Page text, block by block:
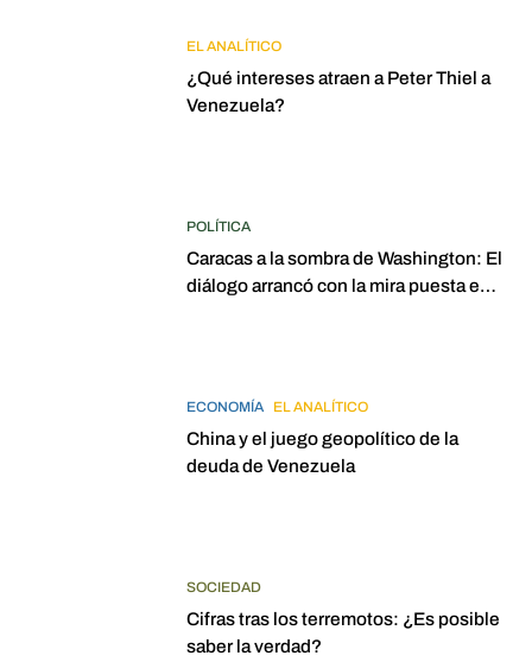
EL ANALÍTICO
¿Qué intereses atraen a Peter Thiel a
Venezuela?
POLÍTICA
Caracas a la sombra de Washington: El
diálogo arrancó con la mira puesta en
ECONOMÍA EL ANALÍTICO
China y el juego geopolítico de la
deuda de Venezuela
SOCIEDAD
Cifras tras los terremotos: ¿Es posible
saber la verdad?